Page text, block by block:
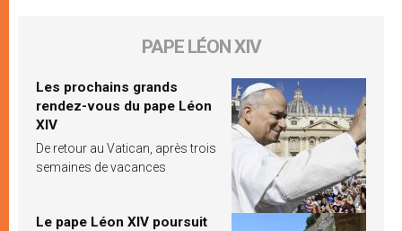
PAPE LÉON XIV
Les prochains grands
rendez-vous du pape Léon
XIV
De retour au Vatican, après trois
semaines de vacances
Le pape Léon XIV poursuit